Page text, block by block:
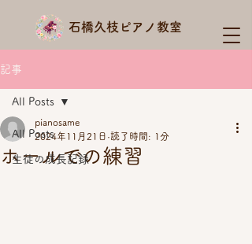
石橋久枝ピアノ教室
記事
All Posts
生徒の成長記録
All Posts
ホールでの練習
pianosame
2024年11月21日 読了時間: 1分